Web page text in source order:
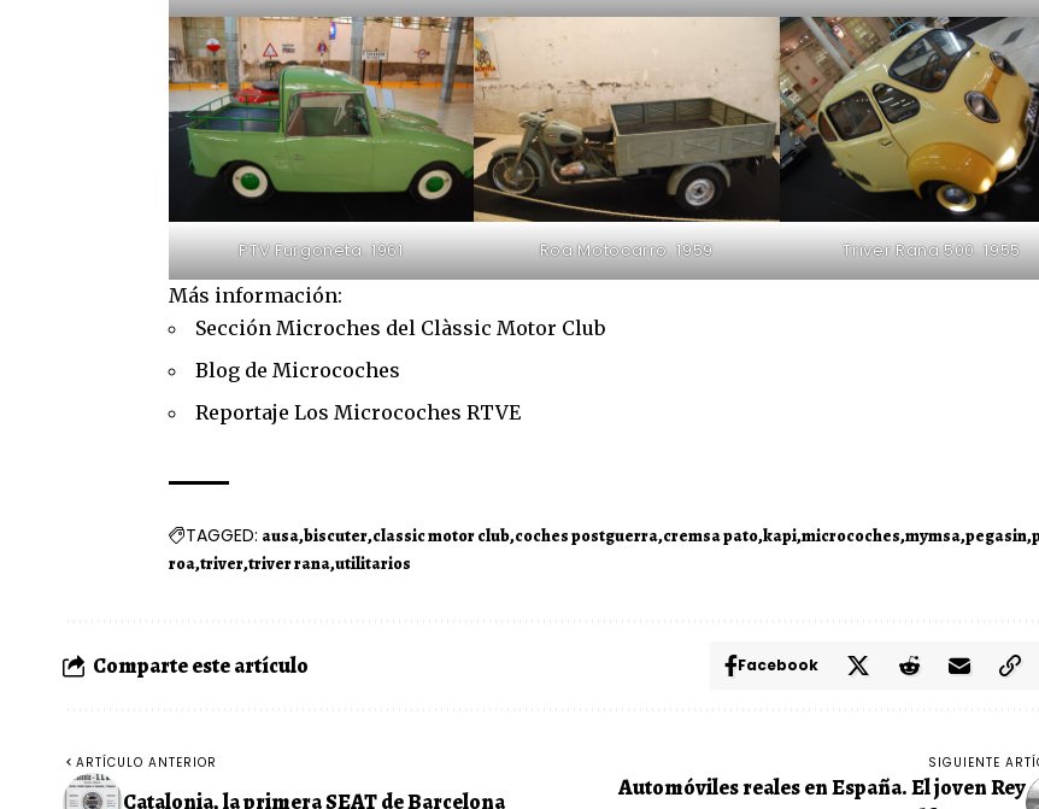
PTV Furgoneta. 1961 Roa Motocarro. 1959 Triver Rana 500. 1955
Más información:
Sección Microches del Clàssic Motor Club
Blog de Microcoches
Reportaje Los Microcoches RTVE
TAGGED: ausa biscuter classic motor club coches postguerra cremsa pato kapi microcoches mymsa pegasin
roa triver triver rana utilitarios
Comparte este artículo Facebook
ARTÍCULO ANTERIOR
Catalonia, la primera SEAT de Barcelona
SIGUIENTE
Automóviles reales en España. El joven Rey